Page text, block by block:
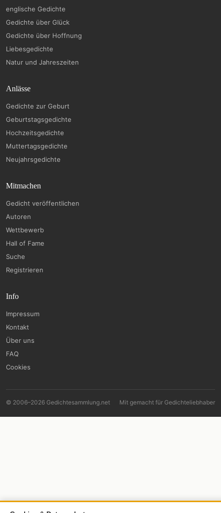
englische Gedichte
Gedichte über Glück
Gedichte über Hoffnung
Liebesgedichte
Natur und Jahreszeiten
Anlässe
Gedichte zur Geburt
Geburtstagsgedichte
Hochzeitsgedichte
Muttertagsgedichte
Neujahrsgedichte
Mitmachen
Gedicht veröffentlichen
Autoren
Wettbewerb
Hall of Fame
Suche
Registrieren
Info
Impressum
Kontakt
Über uns
FAQ
Cookies
© 2006–2026 Gedichtesammlung.net Mit gemacht für Gedichteliebhaber